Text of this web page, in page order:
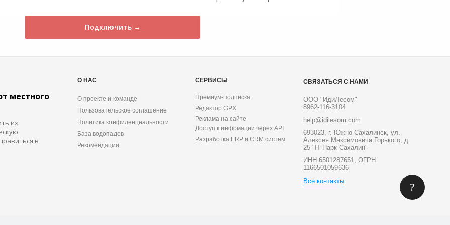
Подключить →
местного
их
в
О НАС
О проекте и команде
Пользовательское соглашение
Политика конфиденциальности
База водопадов
Рекомендации
СЕРВИСЫ
Премиум-подписка
Редактор GPX
Реклама на сайте
Доступ к инфомации через API
Разработка ERP и CRM систем
СВЯЗАТЬСЯ С НАМИ
ООО "ИдиЛесом"
8962-116-3104
help@idilesom.com
693023, г. Южно-Сахалинск, ул.
Алексея Максимовича Горького, д
25 "IT-Парк Сахалин"
ИНН 6501287651, ОГРН
1166501059636
Все контакты
?